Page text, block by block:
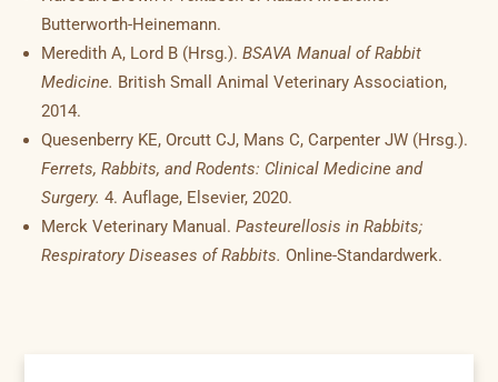
Butterworth-Heinemann.
Meredith A, Lord B (Hrsg.).BSAVA Manual of Rabbit
Medicine. British Small Animal Veterinary Association,
2014.
Quesenberry KE, Orcutt CJ, Mans C, Carpenter JW (Hrsg.).
Ferrets, Rabbits, and Rodents: Clinical Medicine and
Surgery. 4. Auflage, Elsevier, 2020.
Merck Veterinary Manual.Pasteurellosis in Rabbits;
Respiratory Diseases of Rabbits. Online-Standardwerk.